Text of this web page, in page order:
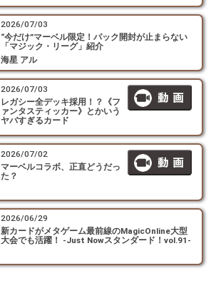
2026/07/03
“今だけ”マーベル限定！パック開封が止まらない
「マジック・リーグ」紹介
海星 アル
2026/07/03
レガシー全デッキ採用！？《フ
ァンタスティッカー》とかいう
ヤバすぎるカード
2026/07/02
マーベルコラボ、正直どうだっ
た？
2026/06/29
新カードがメタゲーム最前線のMagicOnline大型
大会でも活躍！ -Just Nowスタンダード！vol.91-